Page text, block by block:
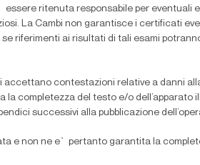
ritenuta responsabile per eventuali
La Cambi non garantisce i certificati
riferimenti ai risultati di tali esami
accettano contestazioni relative a danni
la completezza del testo e/o dell’apparato
successivi alla pubblicazione
e non ne e` pertanto garantita la